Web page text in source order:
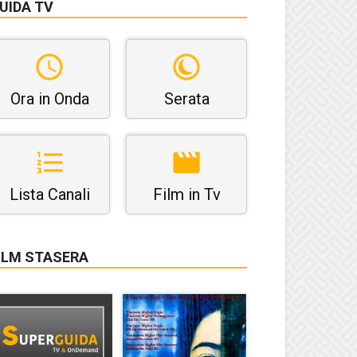
TV
Ora in Onda Serata
Lista Canali Film in Tv
STASERA